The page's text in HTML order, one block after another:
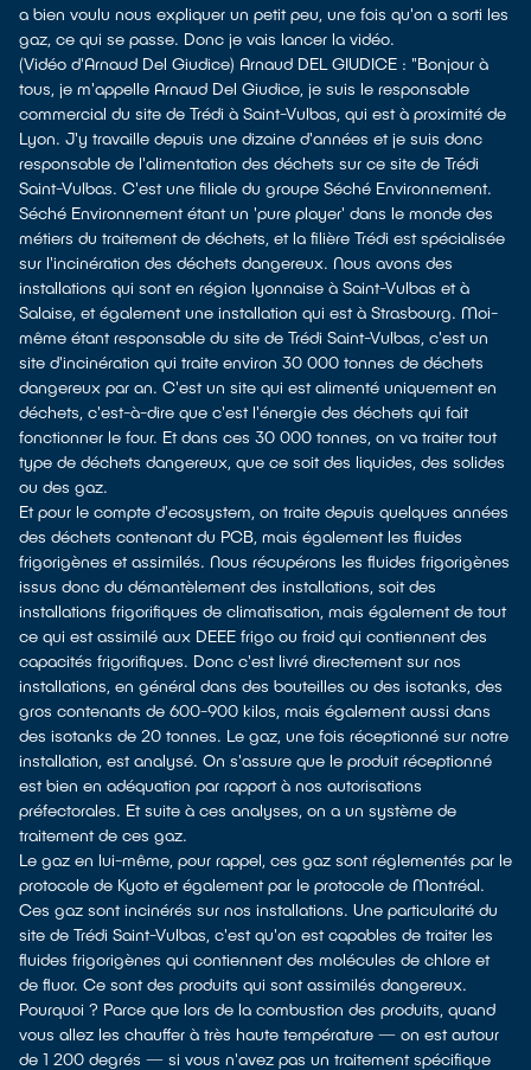
a bien voulu nous expliquer un petit peu, une fois qu'on a sorti les
gaz, ce qui se passe. Donc je vais lancer la vidéo.
(Vidéo d'Arnaud Del Giudice) Arnaud DEL GIUDICE : "Bonjour à
tous, je m'appelle Arnaud Del Giudice, je suis le responsable
commercial du site de Trédi à Saint-Vulbas, qui est à proximité de
Lyon. J'y travaille depuis une dizaine d'années et je suis donc
responsable de l'alimentation des déchets sur ce site de Trédi
Saint-Vulbas. C'est une filiale du groupe Séché Environnement.
Séché Environnement étant un 'pure player' dans le monde des
métiers du traitement de déchets, et la filière Trédi est spécialisée
sur l'incinération des déchets dangereux. Nous avons des
installations qui sont en région lyonnaise à Saint-Vulbas et à
Salaise, et également une installation qui est à Strasbourg. Moi-
même étant responsable du site de Trédi Saint-Vulbas, c'est un
site d'incinération qui traite environ 30 000 tonnes de déchets
dangereux par an. C'est un site qui est alimenté uniquement en
déchets, c'est-à-dire que c'est l'énergie des déchets qui fait
fonctionner le four. Et dans ces 30 000 tonnes, on va traiter tout
type de déchets dangereux, que ce soit des liquides, des solides
ou des gaz.
Et pour le compte d'ecosystem, on traite depuis quelques années
des déchets contenant du PCB, mais également les fluides
frigorigènes et assimilés. Nous récupérons les fluides frigorigènes
issus donc du démantèlement des installations, soit des
installations frigorifiques de climatisation, mais également de tout
ce qui est assimilé aux DEEE frigo ou froid qui contiennent des
capacités frigorifiques. Donc c'est livré directement sur nos
installations, en général dans des bouteilles ou des isotanks, des
gros contenants de 600-900 kilos, mais également aussi dans
des isotanks de 20 tonnes. Le gaz, une fois réceptionné sur notre
installation, est analysé. On s'assure que le produit réceptionné
est bien en adéquation par rapport à nos autorisations
préfectorales. Et suite à ces analyses, on a un système de
traitement de ces gaz.
Le gaz en lui-même, pour rappel, ces gaz sont réglementés par le
protocole de Kyoto et également par le protocole de Montréal.
Ces gaz sont incinérés sur nos installations. Une particularité du
site de Trédi Saint-Vulbas, c'est qu'on est capables de traiter les
fluides frigorigènes qui contiennent des molécules de chlore et
de fluor. Ce sont des produits qui sont assimilés dangereux.
Pourquoi ? Parce que lors de la combustion des produits, quand
vous allez les chauffer à très haute température — on est autour
de 1 200 degrés — si vous n'avez pas un traitement spécifique